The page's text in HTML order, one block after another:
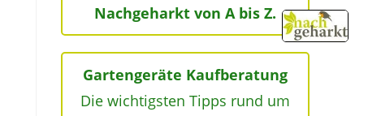
Nachgeharkt von A bis Z.
Gartengeräte Kaufberatung
Die wichtigsten Tipps rund um